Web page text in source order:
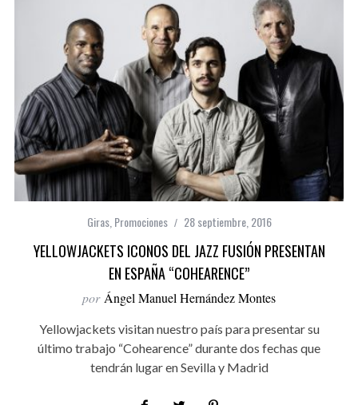
Giras, Promociones 28 septiembre, 2016
YELLOWJACKETS ICONOS DEL JAZZ FUSIÓN PRESENTAN
EN ESPAÑA “COHEARENCE”
por Ángel Manuel Hernández Montes
Yellowjackets visitan nuestro país para presentar su
último trabajo “Cohearence” durante dos fechas que
tendrán lugar en Sevilla y Madrid